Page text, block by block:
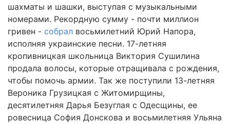
шахматы и шашки, выступая с музыкальными
номерами. Рекордную сумму - почти миллион
гривен - собрал восьмилетний Юрий Напора,
исполняя украинские песни. 17-летняя
кропивницкая школьница Виктория Сушилина
продала волосы, которые отращивала с рождения,
чтобы помочь армии. Так же поступили 13-летняя
Вероника Грузицкая с Житомирщины,
десятилетняя Дарья Безуглая с Одесщины, ее
ровесница София Донскова и восьмилетняя Ульяна